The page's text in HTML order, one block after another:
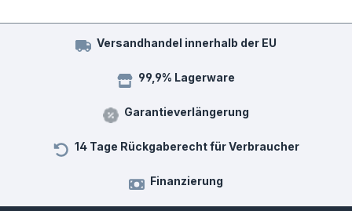
Versandhandel innerhalb der EU
99,9% Lagerware
Garantieverlängerung
14 Tage Rückgaberecht für Verbraucher
Finanzierung